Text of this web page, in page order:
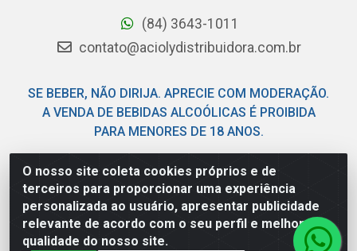
O nosso site coleta cookies próprios e de
terceiros para proporcionar uma experiência
personalizada ao usuário, apresentar publicidade
relevante de acordo com o seu perfil e melhorar a
qualidade do nosso site.
(84) 3643-1011
contato@aciolydistribuidora.com.br
SE BEBER, NÃO DIRIJA. APRECIE COM MODERAÇÃO.
A VENDA DE BEBIDAS ALCOÓLICAS É PROIBIDA
PARA MENORES DE 18 ANOS.
Acioly Distribuidora - Av Piloto Pereira Tim - Parque de
Exposições - Parnamirim/RN - CEP 59146-480 - CNPJ
06.029.901/0001-92